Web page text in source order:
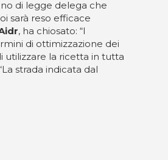
di legge delega che
sarà reso efficace
, ha chiosato: “I
di ottimizzazione dei
utilizzare la ricetta in tutta
strada indicata dal